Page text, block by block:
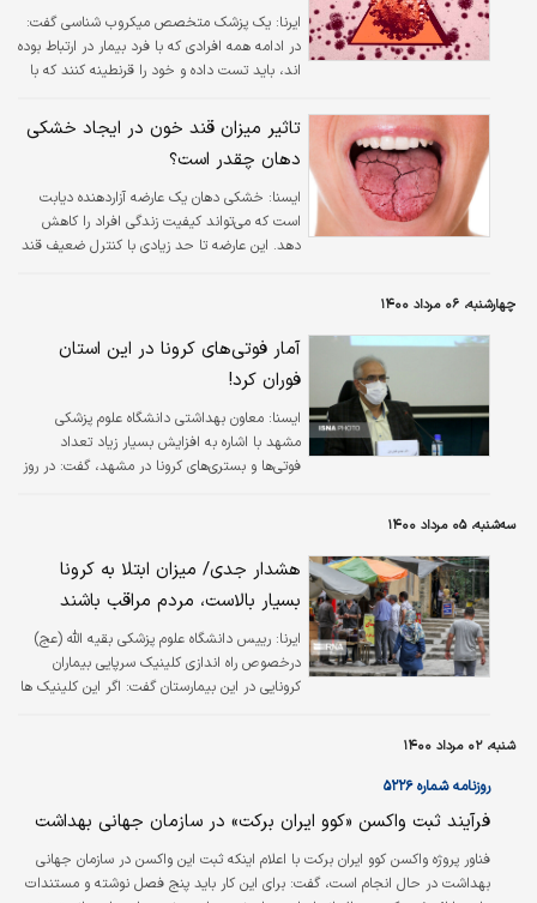
ایرنا: یک پزشک متخصص میکروب شناسی گفت:
در ادامه همه افرادی که با فرد بیمار در ارتباط بوده
اند، باید تست داده و خود را قرنطینه کنند که با
شیوع ویروس و مبتلا کردن سایرین پیشگیری کرده
اند.
تاثیر میزان قند خون در ایجاد خشکی
دهان چقدر است؟
ايسنا: خشکی دهان یک عارضه آزاردهنده دیابت
است که می‌تواند کیفیت زندگی افراد را کاهش
دهد. این عارضه تا حد زیادی با کنترل ضعیف قند
چهارشنبه، ۰۶ مرداد ۱۴۰۰
آمار فوتی‌های کرونا در این استان
فوران کرد!
ايسنا: معاون بهداشتی دانشگاه علوم پزشکی
مشهد با اشاره به افزایش بسیار زیاد تعداد
فوتی‌ها و بستری‌های کرونا در مشهد، گفت: در روز
سه‌شنبه، ۰۵ مرداد ۱۴۰۰
هشدار جدی/ میزان ابتلا به کرونا
بسیار بالاست، مردم مراقب باشند
ایرنا: رییس دانشگاه علوم پزشکی بقیه الله (عج)
درخصوص راه اندازی کلینیک سرپایی بیماران
کرونایی در این بیمارستان گفت: اگر این کلینیک ها
شنبه، ۰۲ مرداد ۱۴۰۰
روزنامه شماره ۵۲۲۶
فرآیند ثبت واکسن «کوو ایران برکت» در سازمان جهانی بهداشت
فناور پروژه واکسن کوو ایران برکت با اعلام اینکه ثبت این واکسن در سازمان جهانی
بهداشت در حال انجام است، گفت: برای این کار باید پنج فصل نوشته و مستندات